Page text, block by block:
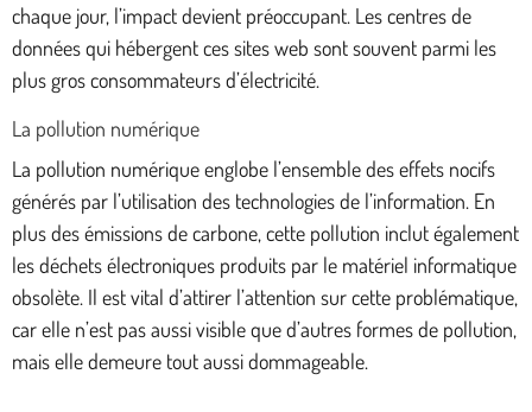
chaque jour, l’impact devient préoccupant. Les centres de
données qui hébergent ces sites web sont souvent parmi les
plus gros consommateurs d’électricité.
La pollution numérique
La pollution numérique englobe l’ensemble des effets nocifs
générés par l’utilisation des technologies de l’information. En
plus des émissions de carbone, cette pollution inclut également
les déchets électroniques produits par le matériel informatique
obsolète. Il est vital d’attirer l’attention sur cette problématique,
car elle n’est pas aussi visible que d’autres formes de pollution,
mais elle demeure tout aussi dommageable.